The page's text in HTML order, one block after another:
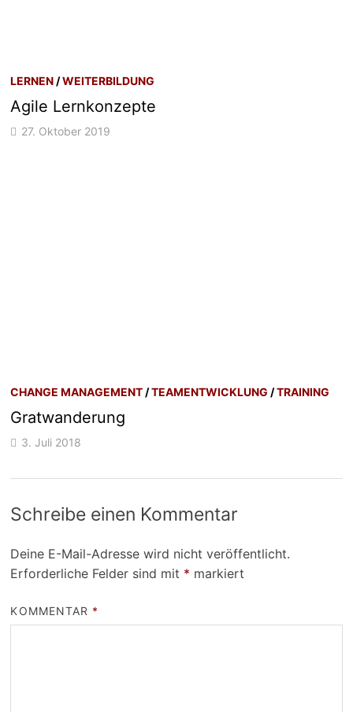
LERNEN /WEITERBILDUNG
Agile Lernkonzepte
27. Oktober 2019
CHANGE MANAGEMENT /TEAMENTWICKLUNG /TRAINING
Gratwanderung
3. Juli 2018
Schreibe einen Kommentar
Deine E-Mail-Adresse wird nicht veröffentlicht.
Erforderliche Felder sind mit * markiert
KOMMENTAR *